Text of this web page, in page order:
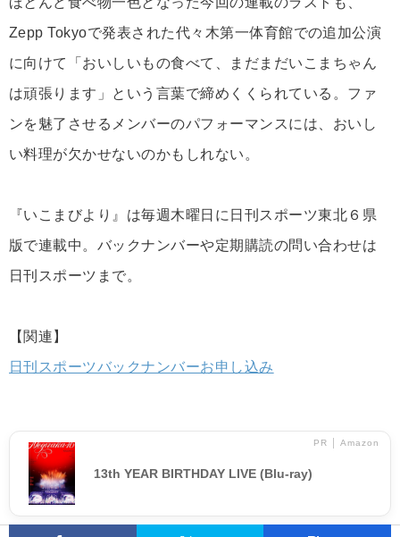
Zepp Tokyoで発表された代々木第一体育館での追加公演
に向けて「おいしいもの食べて、まだまだいこまちゃん
は頑張ります」という言葉で締めくくられている。ファ
ンを魅了させるメンバーのパフォーマンスには、おいし
い料理が欠かせないのかもしれない。
『いこまびより』は毎週木曜日に日刊スポーツ東北６県
版で連載中。バックナンバーや定期購読の問い合わせは
日刊スポーツまで。
【関連】
日刊スポーツバックナンバーお申し込み
PR │ Amazon
13th YEAR BIRTHDAY LIVE (Blu-ray)